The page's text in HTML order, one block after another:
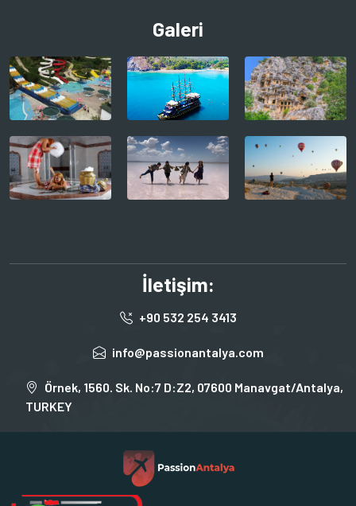
Galeri
İletişim:
+90 532 254 3413
info@passionantalya.com
Örnek, 1560. Sk. No:7 D:Z2, 07600 Manavgat/Antalya,
TURKEY